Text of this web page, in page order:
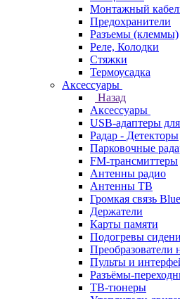
Монтажный
Предохранители
Разъемы (клеммы)
Реле, Колодки
Стяжки
Термоусадка
Аксессуары
Назад
Аксессуары
USB-адаптеры
Радар - Детекторы
Парковочные
FM-трансмиттеры
Антенны радио
Антенны ТВ
Громкая связь
Держатели
Карты памяти
Подогревы
Преобразователи
Пульты и
Разъёмы-
ТВ-тюнеры